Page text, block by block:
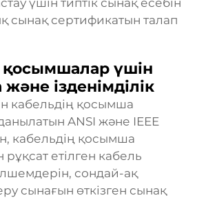
үшін типтік сынақ есебін
сынақ сертификатын талап
қосымшалар үшін
ізденімділік
кабельдің қосымша
ANSI және IEEE
кабельдің қосымша
рұқсат етілген кабель
сондай-ақ
сынағын өткізген сынақ